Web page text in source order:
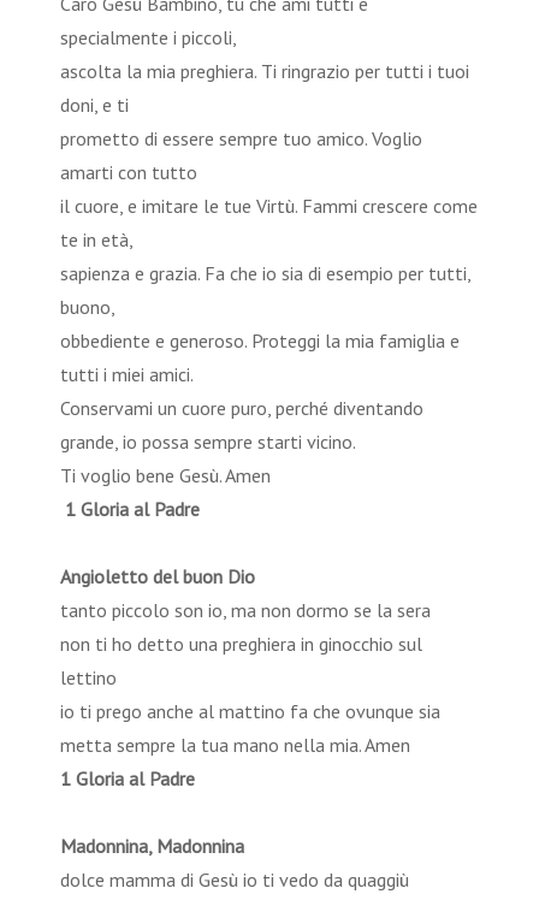
specialmente i piccoli,
ascolta la mia preghiera. Ti ringrazio per tutti i tuoi
doni, e ti
prometto di essere sempre tuo amico. Voglio
amarti con tutto
il cuore, e imitare le tue Virtù. Fammi crescere come
te in età,
sapienza e grazia. Fa che io sia di esempio per tutti,
buono,
obbediente e generoso. Proteggi la mia famiglia e
tutti i miei amici.
Conservami un cuore puro, perché diventando
grande, io possa sempre starti vicino.
Ti voglio bene Gesù. Amen
1 Gloria al Padre
Angioletto del buon Dio
tanto piccolo son io, ma non dormo se la sera
non ti ho detto una preghiera in ginocchio sul
lettino
io ti prego anche al mattino fa che ovunque sia
metta sempre la tua mano nella mia. Amen
1 Gloria al Padre
Madonnina, Madonnina
dolce mamma di Gesù io ti vedo da quaggiù